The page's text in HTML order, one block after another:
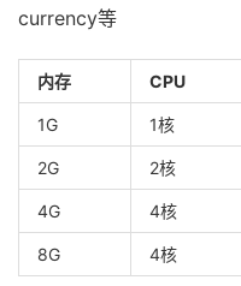
currency等
内存 CPU
1G 1核
2G 2核
4G 4核
8G 4核